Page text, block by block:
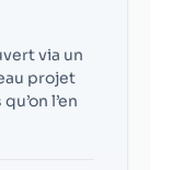
via un
projet
l’en